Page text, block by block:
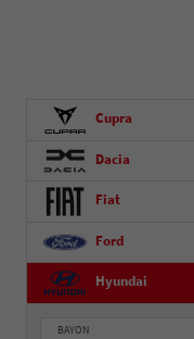
Cupra
Dacia
Fiat
Ford
Hyundai
BAYON